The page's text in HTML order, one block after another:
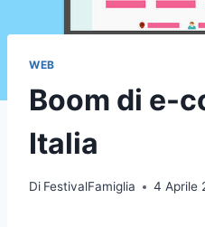
WEB
Boom di e-
Italia
Di FestivalFamiglia 4 Aprile